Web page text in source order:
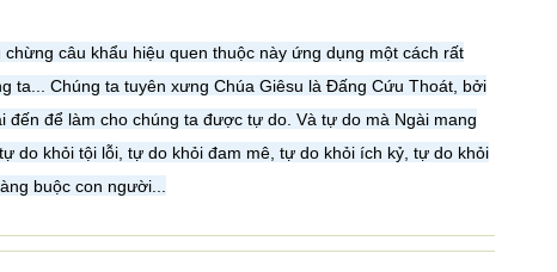
câu khẩu hiệu quen thuộc này ứng dụng một cách rất
ta... Chúng ta tuyên xưng Chúa Giêsu là Ðấng Cứu Thoát, bởi
đến để làm cho chúng ta được tự do. Và tự do mà Ngài mang
do khỏi tội lỗi, tự do khỏi đam mê, tự do khỏi ích kỷ, tự do khỏi
buộc con người...